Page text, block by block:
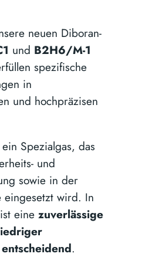
neuen Diboran-
und B2H6/M-1
spezifische
in
und hochpräzisen
Spezialgas, das
und
sowie in der
wird. In
einezuverlässige
.